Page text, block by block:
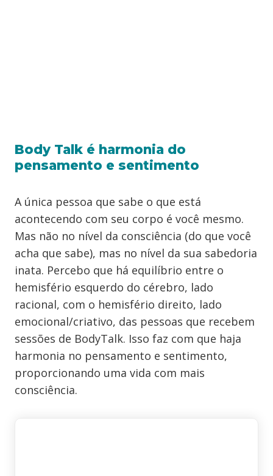
Body Talk é harmonia do
pensamento e sentimento
A única pessoa que sabe o que está
acontecendo com seu corpo é você mesmo.
Mas não no nível da consciência (do que você
acha que sabe), mas no nível da sua sabedoria
inata. Percebo que há equilíbrio entre o
hemisfério esquerdo do cérebro, lado
racional, com o hemisfério direito, lado
emocional/criativo, das pessoas que recebem
sessões de BodyTalk. Isso faz com que haja
harmonia no pensamento e sentimento,
proporcionando uma vida com mais
consciência.